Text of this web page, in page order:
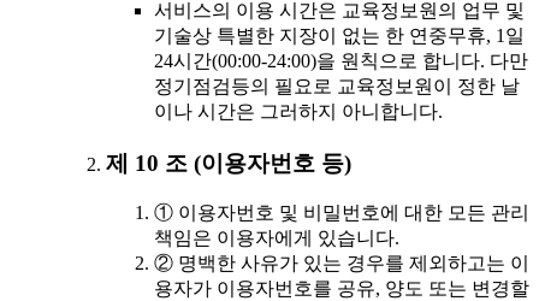
서비스의 이용 시간은 교육정보원의 업무 및
기술상 특별한 지장이 없는 한 연중무휴, 1일
24시간(00:00-24:00)을 원칙으로 합니다. 다만
정기점검등의 필요로 교육정보원이 정한 날
이나 시간은 그러하지 아니합니다.
제 10 조 (이용자번호 등)
① 이용자번호 및 비밀번호에 대한 모든 관리
책임은 이용자에게 있습니다.
② 명백한 사유가 있는 경우를 제외하고는 이
용자가 이용자번호를 공유, 양도 또는 변경할